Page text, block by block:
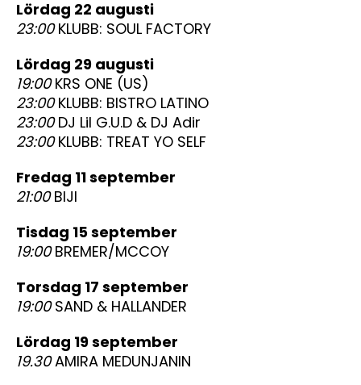
lördag 22 augusti
23:00KLUBB: SOUL FACTORY
lördag 29 augusti
19:00KRS ONE (US)
23:00KLUBB: BISTRO LATINO
23:00DJ Lil G.U.D & DJ Adir
23:00KLUBB: TREAT YO SELF
fredag 11 september
21:00BIJI
tisdag 15 september
19:00BREMER/MCCOY
torsdag 17 september
19:00SAND & HALLANDER
lördag 19 september
19.30AMIRA MEDUNJANIN